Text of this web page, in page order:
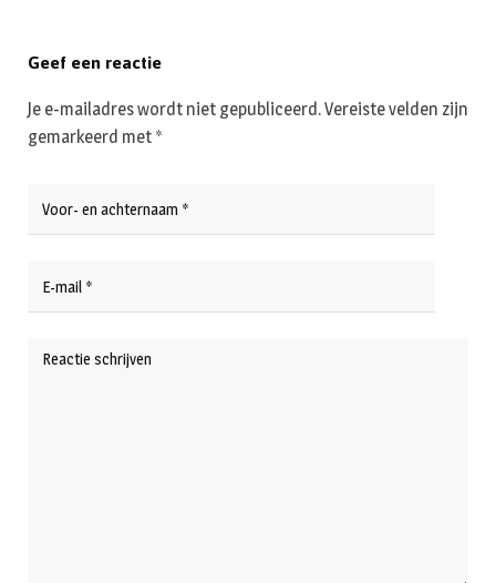
Geef een reactie
Je e-mailadres wordt niet gepubliceerd.Vereiste velden zijn
gemarkeerd met *